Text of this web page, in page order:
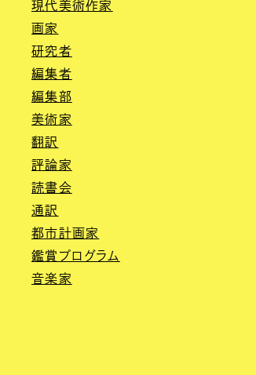
現代美術作家
画家
研究者
編集者
編集部
美術家
翻訳
評論家
読書会
通訳
都市計画家
鑑賞プログラム
音楽家